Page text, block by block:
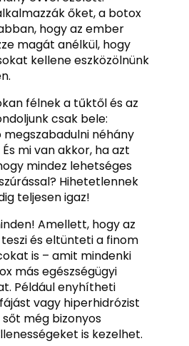
őket, a botox
hogy az ember
magát anélkül, hogy
kellene eszközölnünk
félnek a tűktől és az
csak bele:
néhány
mi van akkor, ha azt
mindez lehetséges
Hihetetlennek
teljesen igaz!
Amellett, hogy az
és eltünteti a finom
is – amit mindenki
más egészségügyi
Például enyhítheti
vagy hiperhidrózist
még bizonyos
is kezelhet.